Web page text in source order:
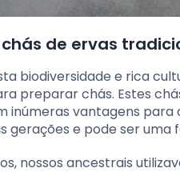
de ervas
biodiversidade e rica
preparar chás. Estes
vantagens para
gerações e pode ser
nossos ancestrais